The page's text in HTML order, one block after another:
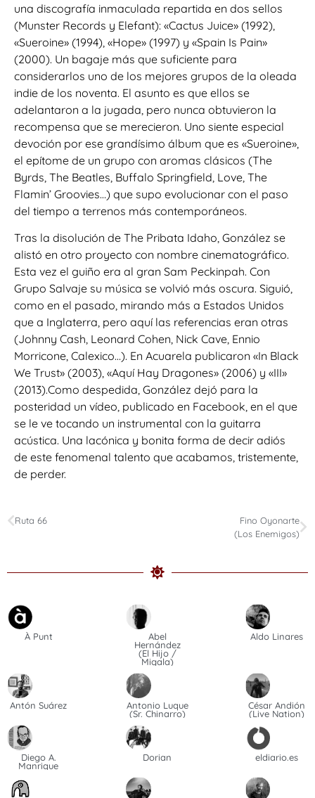
una discografía inmaculada repartida en dos sellos
(Munster Records y Elefant): «Cactus Juice» (1992),
«Sueroine» (1994), «Hope» (1997) y «Spain Is Pain»
(2000). Un bagaje más que suficiente para
considerarlos uno de los mejores grupos de la oleada
indie de los noventa. El asunto es que ellos se
adelantaron a la jugada, pero nunca obtuvieron la
recompensa que se merecieron. Uno siente especial
devoción por ese grandísimo álbum que es «Sueroine»,
el epítome de un grupo con aromas clásicos (The
Byrds, The Beatles, Buffalo Springfield, Love, The
Flamin’ Groovies…) que supo evolucionar con el paso
del tiempo a terrenos más contemporáneos.
Tras la disolución de The Pribata Idaho, González se
alistó en otro proyecto con nombre cinematográfico.
Esta vez el guiño era al gran Sam Peckinpah. Con
Grupo Salvaje su música se volvió más oscura. Siguió,
como en el pasado, mirando más a Estados Unidos
que a Inglaterra, pero aquí las referencias eran otras
(Johnny Cash, Leonard Cohen, Nick Cave, Ennio
Morricone, Calexico…). En Acuarela publicaron «In Black
We Trust» (2003), «Aquí Hay Dragones» (2006) y «III»
(2013).Como despedida, González dejó para la
posteridad un vídeo, publicado en Facebook, en el que
se le ve tocando un instrumental con la guitarra
acústica. Una lacónica y bonita forma de decir adiós
de este fenomenal talento que acabamos, tristemente,
de perder.
Ruta 66
Fino Oyonarte
(Los Enemigos)
À Punt Abel
Hernández
(El Hijo /
Migala)
Aldo Linares
Antón Suárez Antonio Luque
(Sr. Chinarro)
César Andión
(Live Nation)
Diego A.
Manrique
Dorian eldiario.es